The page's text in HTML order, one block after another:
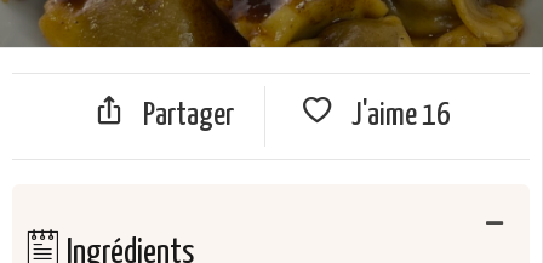
Partager J'aime16
Ingrédients